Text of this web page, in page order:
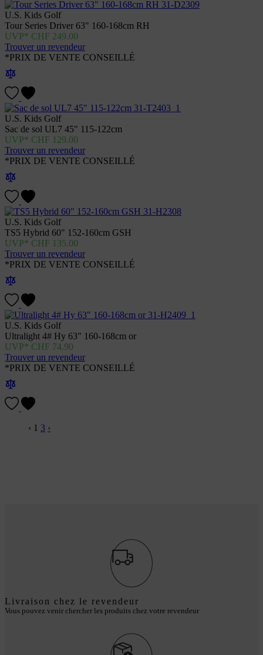
U.S. Kids Golf
Tour Series Driver 63" 160-168cm RH
CHF 249.00
Trouver un revendeur
*PRIX DE VENTE CONSEILLÉ
U.S. Kids Golf
Sac de sol UL7 45" 115-122cm
CHF 129.00
Trouver un revendeur
*PRIX DE VENTE CONSEILLÉ
U.S. Kids Golf
TS5 Hybrid 60" 152-160cm GSH
CHF 135.00
Trouver un revendeur
*PRIX DE VENTE CONSEILLÉ
U.S. Kids Golf
Ultralight 4# Hy 63" 160-168cm or
CHF 74.90
Trouver un revendeur
*PRIX DE VENTE CONSEILLÉ
‹ 1 3 ›
Livraison chez le revendeur
Vous pouvez venir chercher les produits chez votre revendeur